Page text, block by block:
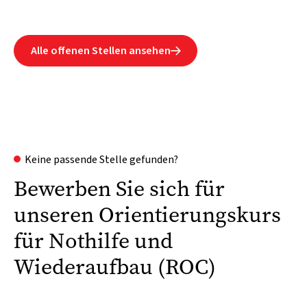
Alle offenen Stellen ansehen
Keine passende Stelle gefunden?
Bewerben Sie sich für
unseren Orientierungskurs
für Nothilfe und
Wiederaufbau (ROC)